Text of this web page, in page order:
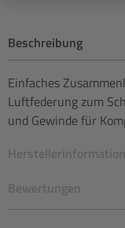
Beschreibung
Einfaches
Luftfederung zum
und Gewinde für
Bewertungen